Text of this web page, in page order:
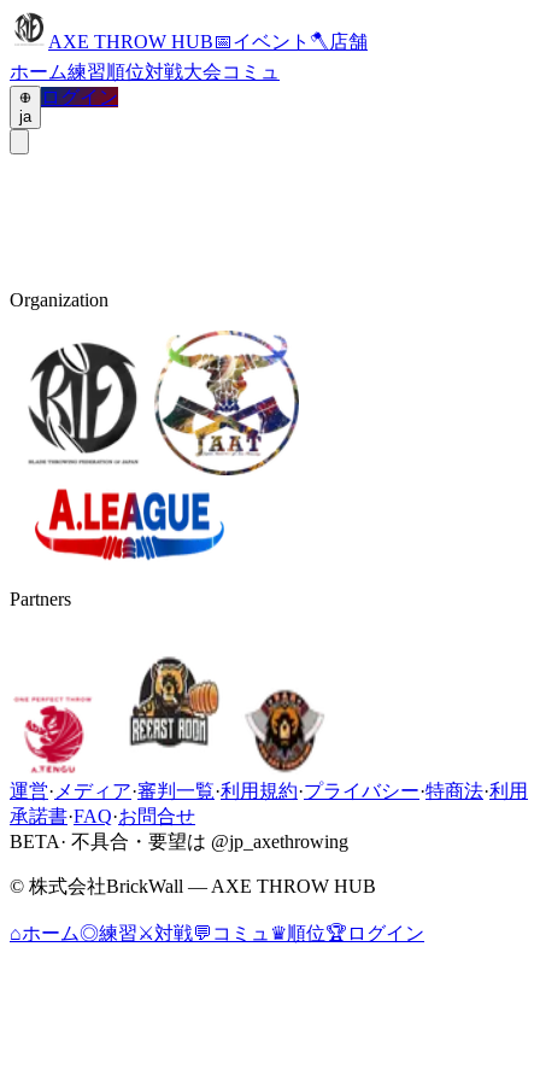
AXE THROW HUB📅イベント 🪓 店舗
ホーム練習順位対戦大会コミュ
ja
ログイン
Organization
Partners
運営· メディア·審判一覧·利用規約·プライバシー·特商法·利用
承諾書·FAQ·お問合せ
BETA· 不具合・要望は @jp_axethrowing
© 株式会社BrickWall — AXE THROW HUB
⌂ホーム◎練習⚔対戦💬 コミュ ♛順位🏆 ログイン